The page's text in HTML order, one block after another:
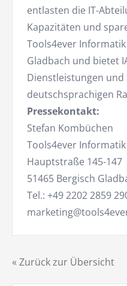
« Zurück zur Übersicht
entlasten die IT-
Kapazitäten und
Tools4ever
Gladbach und bietet
Dienstleistungen
deutschsprachigen
Pressekontakt:
Stefan Kombüchen
Tools4ever
Hauptstraße 145-147
51465 Bergisch
Tel.: +49 2202 2859